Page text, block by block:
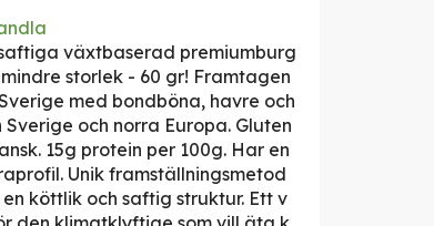
växtbaserad premiumburg
storlek - 60 gr! Framtagen
med bondböna, havre och
och norra Europa. Gluten
15g protein per 100g. Har en
Unik framställningsmetod
köttlik och saftig struktur. Ett v